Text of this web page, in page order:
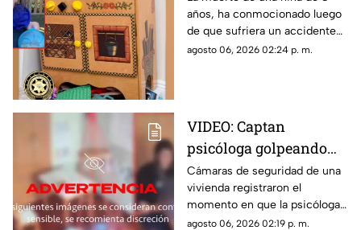
años, ha conmocionado luego
de que sufriera un accidente
doméstico con una cocina de
agosto 06, 2026 02:24 p. m.
VIDEO: Captan
psicóloga golpeando
brutalmente a niño
INDEFENSO con
autismo y epilepsia
Cámaras de seguridad de una
vivienda registraron el
momento en que la psicóloga
agredió físicamente a un niño
agosto 06, 2026 02:19 p. m.